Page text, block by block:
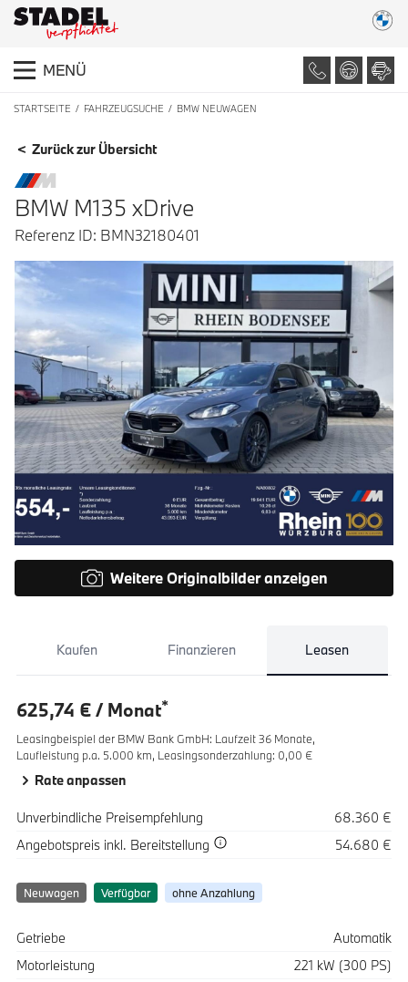
MENÜ
STARTSEITE FAHRZEUGSUCHE BMW NEUWAGEN
FAHRZEUGDETAILS
< Zurück zur Übersicht
BMW M135 xDrive
Referenz ID: BMN32180401
Weitere Originalbilder anzeigen
Kaufen Finanzieren Leasen
625,74 € / Monat*
Leasingbeispiel der BMW Bank GmbH: Laufzeit 36 Monate,
Laufleistung p.a. 5.000 km, Leasingsonderzahlung: 0,00 €
Rate anpassen
SpezifikationWert
Unverbindliche Preisempfehlung
68.360 €
Spezifikation Wert
Angebotspreis inkl. Bereitstellung 54.680 €
Neuwagen Verfügbar ohne Anzahlung
Spezifikation
Getriebe
Automatik
Motorleistung
221 kW (300 PS)